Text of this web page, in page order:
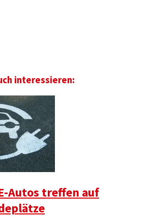
interessieren:
Autos treffen auf